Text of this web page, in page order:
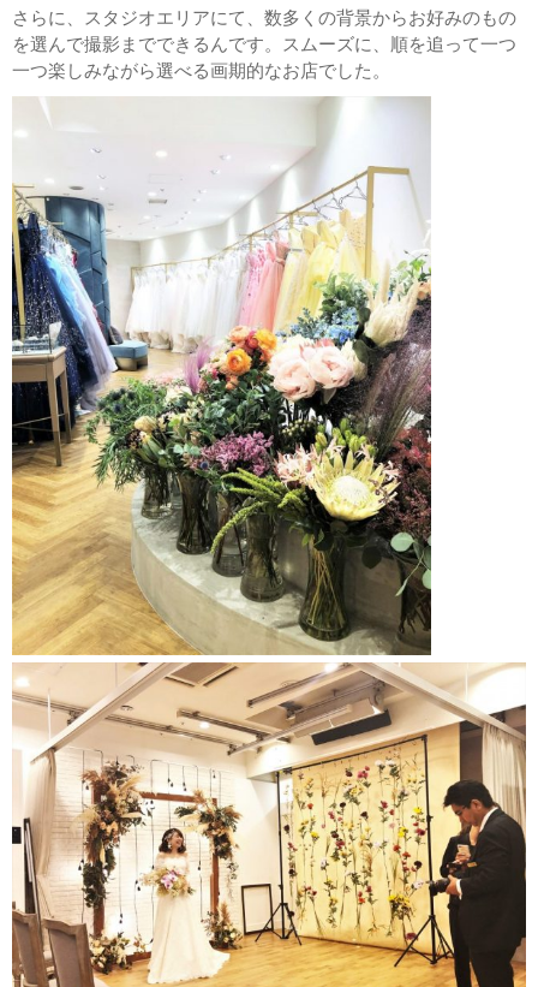
さらに、スタジオエリアにて、数多くの背景からお好みのもの
を選んで撮影までできるんです。スムーズに、順を追って一つ
一つ楽しみながら選べる画期的なお店でした。